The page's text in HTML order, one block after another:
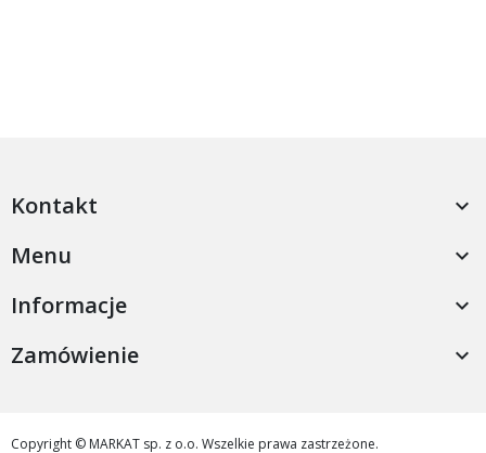
Kontakt 
Menu 
Informacje 
Zamówienie 
Copyright © MARKAT sp. z o.o. Wszelkie prawa zastrzeżone.